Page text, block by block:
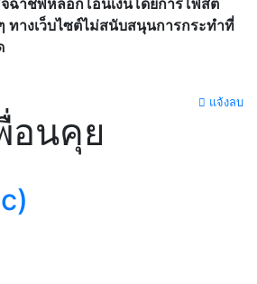
ฉาชีพหลอกโอนเงินโดยการโพสต์
ทางเว็บไซต์ไม่สนับสนุนการกระทำที่
แจ้งลบ
อนคุย